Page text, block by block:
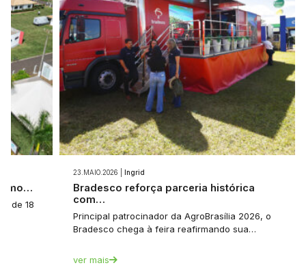
de 18
23.MAIO.2026 | Ingrid
Bradesco reforça parceria histórica
com…
Principal patrocinador da AgroBrasília 2026, o
Bradesco chega à feira reafirmando sua…
ver mais